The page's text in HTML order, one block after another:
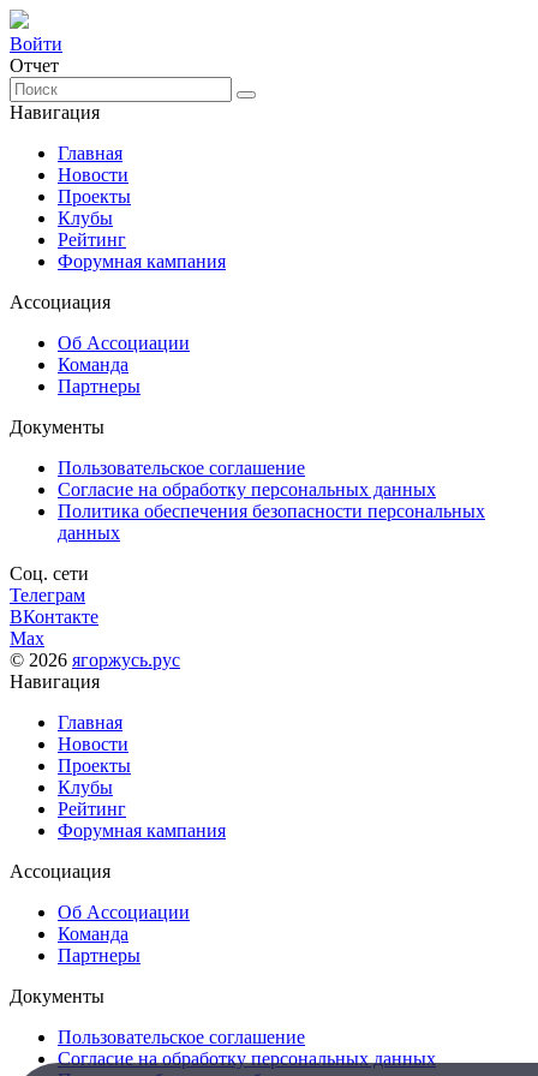
Войти
Отчет
Навигация
Главная
Новости
Проекты
Клубы
Рейтинг
Форумная кампания
Ассоциация
Об Ассоциации
Команда
Партнеры
Документы
Пользовательское соглашение
Согласие на обработку персональных данных
Политика обеспечения безопасности персональных
данных
Соц. сети
Телеграм
ВКонтакте
Max
© 2026 ягоржусь.рус
Навигация
Главная
Новости
Проекты
Клубы
Рейтинг
Форумная кампания
Ассоциация
Об Ассоциации
Команда
Партнеры
Документы
Пользовательское соглашение
Согласие на обработку персональных данных